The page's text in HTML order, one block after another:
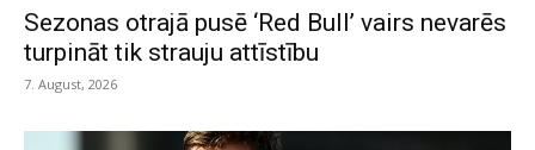
Sezonas otrajā pusē ‘Red Bull’ vairs nevarēs
turpināt tik strauju attīstību
7. August, 2026